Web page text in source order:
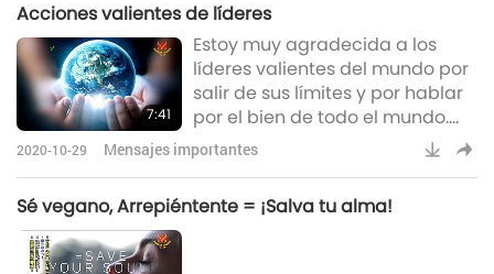
para que puedan cambiar a
otra clase de agricultura. Dado
que dicen que esa es una
granja animal, entonces
pueden cambiar a una granja
de cultivo de vegetales y frutas.
Ya tienen el personal, tienen e
Acciones valientes de líderes
7:41
Estoy muy agradecida a los
líderes valientes del mundo por
salir de sus límites y por hablar
por el bien de todo el mundo.
Aunque el público no aprecie su
buena voluntad, el Cielo tomará
recompensa en el más allá. A
2020-10-29 Mensajes importantes
Sé vegano, Arrepiéntente = ¡Salva tu alma!